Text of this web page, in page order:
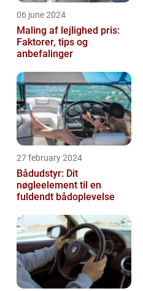
06 june 2024
Maling af lejlighed pris:
Faktorer, tips og
anbefalinger
27 february 2024
Bådudstyr: Dit
nøgleelement til en
fuldendt bådoplevelse